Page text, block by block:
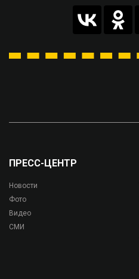
ПРЕСС-ЦЕНТР
Новости
Фото
Видео
СМИ